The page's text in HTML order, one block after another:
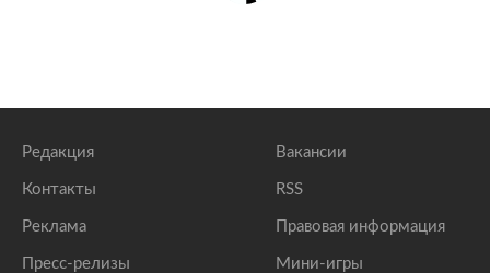
Редакция
Контакты
Реклама
Пресс-релизы
Вакансии
RSS
Правовая информация
Мини-игры